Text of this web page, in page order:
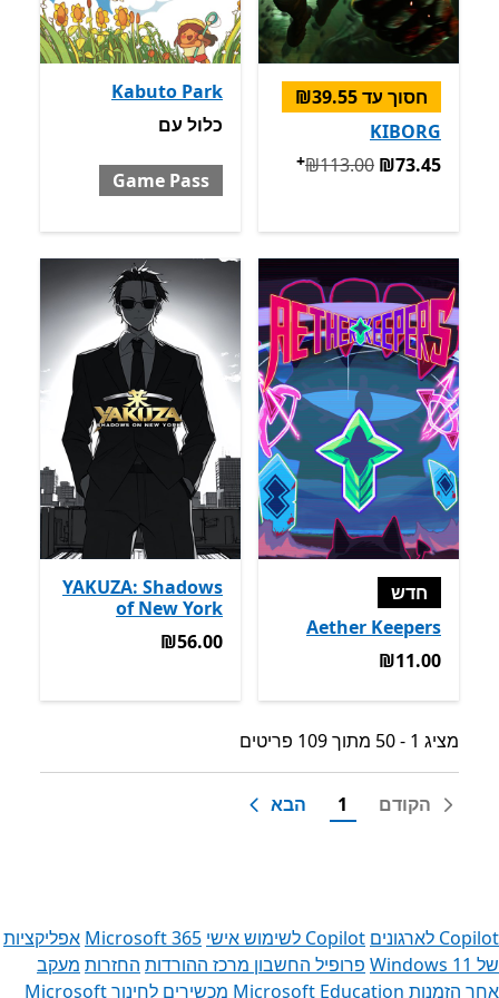
חסוך עד ‪₪39.55‬
KIBORG
המקורי ‪₪113.00‬ עכשיו ‪₪73.45‬
מבצעים על רכישת ‪₪113.00‬ ‪₪73.45‬
+
Kabuto Park
כלול עם Game Pass
כלול עם
Game Pass
חדש
Aether Keepers
‪₪11.00‬
‪₪11.00‬
YAKUZA: Shadows
of New York
‪₪56.00‬
‪₪56.00‬
מציג 1 - 50 מתוך 109 פריטים
מציג 1 - 50 מתוך 109 פריטים
הקודם 1 הבא
Copilot לארגונים Copilot לשימוש אישי Microsoft 365 אפליקציות
של Windows 11‏
פרופיל החשבון מרכז ההורדות החזרות מעקב
אחר הזמנות Microsoft Education מכשירים לחינוךMicrosoft